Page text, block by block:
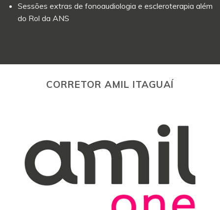
Sessões extras de fonoaudiologia e escleroterapia além
do Rol da ANS
CORRETOR AMIL ITAGUAÍ